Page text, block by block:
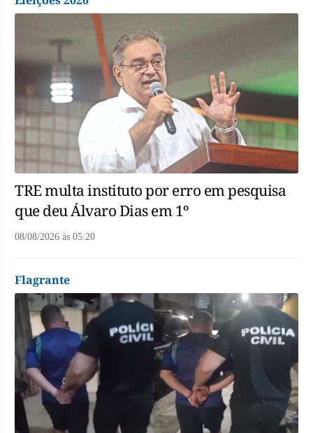
TRE multa instituto por erro em pesquisa
que deu Álvaro Dias em 1º
08/08/2026 às 05:20
Flagrante